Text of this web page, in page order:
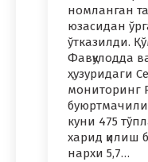
номланган
юзасидан
ўтказилди.
Фавқулодда
ҳузуридаги
мониторинг
куни 475
харид қилиш
нархи 5,7…